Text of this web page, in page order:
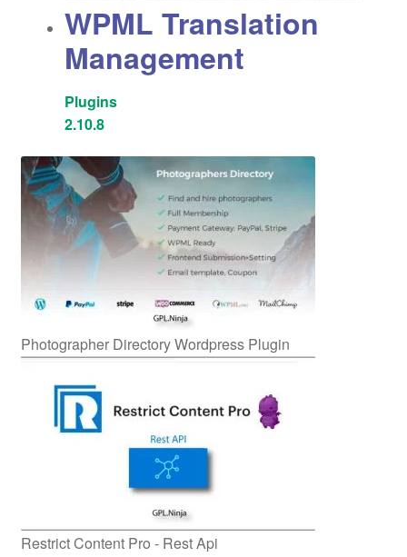
WPML Translation
Management
Plugins
2.10.8
Photographer Directory Wordpress Plugin
Restrict Content Pro - Rest Api